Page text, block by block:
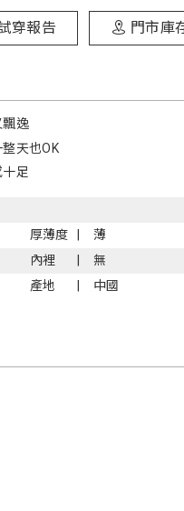
穿報告 門市庫
逸
天也OK
足
厚薄度
薄
內裡
無
產地 中國